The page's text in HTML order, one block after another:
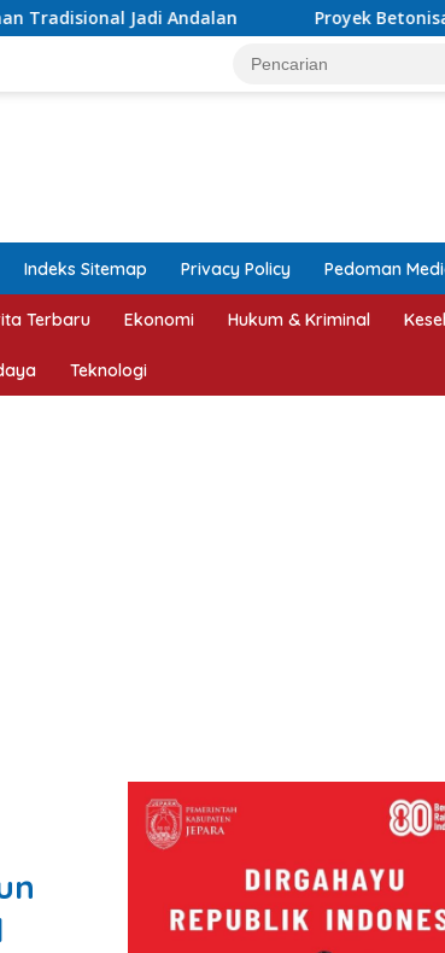
Proyek Betonisasi Jalan Rusak
Indeks Sitemap Privacy Policy Pedoman
Terbaru Ekonomi Hukum & Kriminal
Teknologi